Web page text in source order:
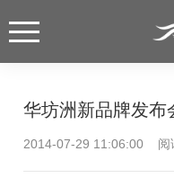
华坊洲新品牌发布
2014-07-29 11:06:00 阅